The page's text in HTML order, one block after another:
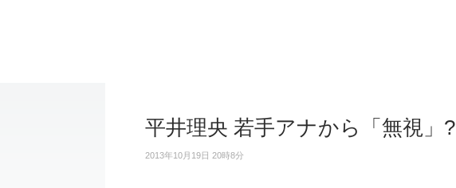
平井理央 若手アナから「無視」?
2013年10月19日 20時8分